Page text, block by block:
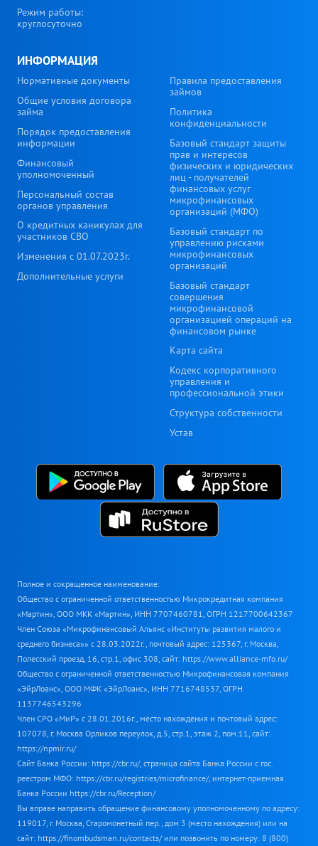
Режим работы:
круглосуточно
ИНФОРМАЦИЯ
Нормативные документы
Общие условия договора
займа
Порядок предоставления
информации
Финансовый
уполномоченный
Персональный состав
органов управления
О кредитных каникулах для
участников СВО
Изменения с 01.07.2023г.
Дополнительные услуги
Правила предоставления
займов
Политика
конфиденциальности
Базовый стандарт защиты
прав и интересов
физических и юридических
лиц - получателей
финансовых услуг
микрофинансовых
организаций (МФО)
Базовый стандарт по
управлению рисками
микрофинансовых
организаций
Базовый стандарт
совершения
микрофинансовой
организацией операций на
финансовом рынке
Карта сайта
Кодекс корпоративного
управления и
профессиональной этики
Структура собственности
Устав
Полное и сокращенное наименование:
Общество с ограниченной ответственностью Микрокредитная компания
«Мартин», ООО МКК «Мартин», ИНН 7707460781, ОГРН 1217700642367
Член Союза «Микрофинансовый Альянс «Институты развития малого и
среднего бизнеса»» с 28.03.2022г., почтовый адрес: 125367, г. Москва,
Полесский проезд, 16, стр.1, офис 308, сайт: https://www.alliance-mfo.ru/
Общество с ограниченной ответственностью Микрофинансовая компания
«ЭйрЛоанс», ООО МФК «ЭйрЛоанс», ИНН 7716748537, ОГРН
1137746543296
Член СРО «МиР» с 28.01.2016г., место нахождения и почтовый адрес:
107078, г. Москва Орликов переулок, д.5, стр.1, этаж 2, пом.11, сайт:
https://npmir.ru/
Сайт Банка России: https://cbr.ru/, страница сайта Банка России с гос.
реестром МФО: https://cbr.ru/registries/microfinance/, интернет-приемная
Банка России https://cbr.ru/Reception/
Вы вправе направить обращение финансовому уполномоченному по адресу:
119017, г. Москва, Старомонетный пер., дом 3 (место нахождения) или на
сайт: https://finombudsman.ru/contacts/ или позвонить по номеру: 8 (800)